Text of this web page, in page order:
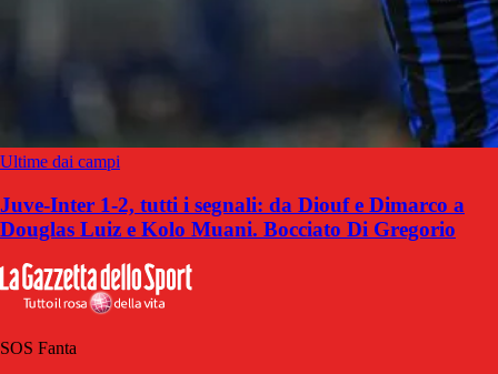
Ultime dai campi
Juve-Inter 1-2, tutti i segnali: da Diouf e Dimarco a
Douglas Luiz e Kolo Muani. Bocciato Di Gregorio
SOS Fanta